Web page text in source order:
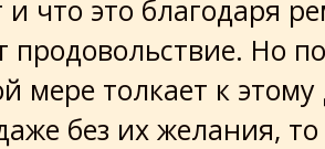
и что это благодаря
продовольствие. Но
мере толкает к
без их желания, то